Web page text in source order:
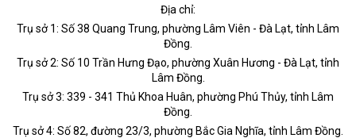
Địa chỉ:
Trụ sở 1: Số 38 Quang Trung, phường Lâm Viên - Đà Lạt, tỉnh Lâm
Đồng.
Trụ sở 2: Số 10 Trần Hưng Đạo, phường Xuân Hương - Đà Lạt, tỉnh
Lâm Đồng.
Trụ sở 3: 339 - 341 Thủ Khoa Huân, phường Phú Thủy, tỉnh Lâm
Đồng.
Trụ sở 4: Số 82, đường 23/3, phường Bắc Gia Nghĩa, tỉnh Lâm Đồng.